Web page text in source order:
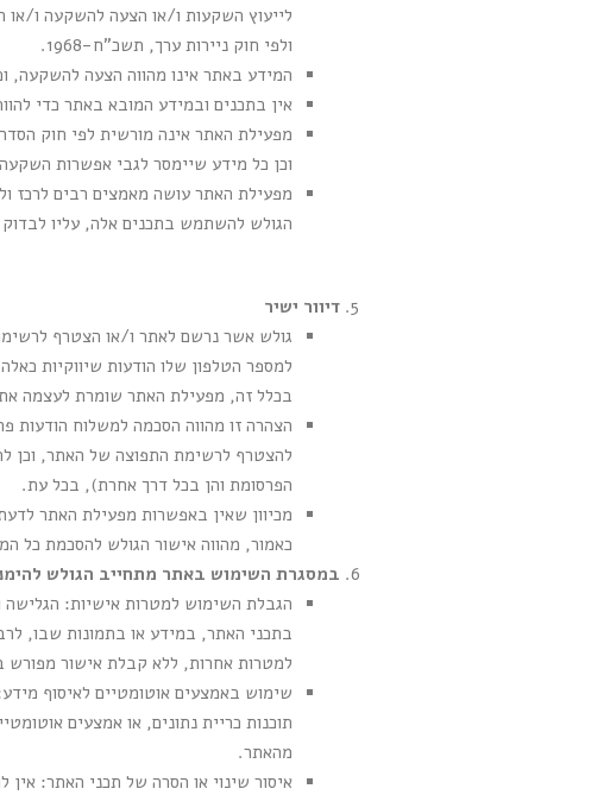
ולפי חוק ניירות ערך, תשכ"ח-1968.
המידע באתר אינו מהווה הצעה להשקעה,
אין בתכנים ובמידע המובא באתר כדי
וכן כל מידע שיימסר לגבי אפשרות
מפעילת האתר עושה מאמצים רבים לרכז
הגולש להשתמש בתכנים אלה, עליו
דיוור ישיר
גולש אשר נרשם לאתר ו/או הצטרף
בכלל זה, מפעילת האתר שומרת לעצמה
הצהרה זו מהווה הסכמה למשלוח הודעות
להצטרף לרשימת התפוצה של האתר, וכן
הפרסומת והן בכל דרך אחרת), בכל עת.
מכיוון שאין באפשרות מפעילת האתר
כאמור, מהווה אישור הגולש להסכמת כל
במסגרת השימוש באתר מתחייב הגולש
הגבלת השימוש למטרות אישיות: הגלישה
בתכני האתר, במידע או בתמונות שבו,
למטרות אחרות, ללא קבלת אישור
תוכנות כריית נתונים, או אמצעים
מהאתר.
איסור שינוי או הסרה של תכני האתר: